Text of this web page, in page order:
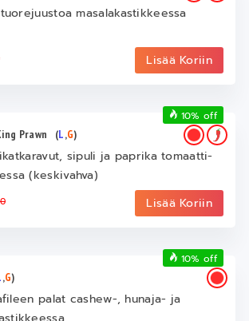
masalakastikkeessa
Lisää Koriin
Prawn (L,G)
sipuli ja paprika tomaatti-
(keskivahva)
Lisää Koriin
10% off
,G)
palat cashew-, hunaja- ja
10% off